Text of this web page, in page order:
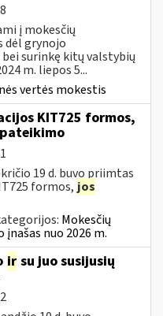
į mokesčių
dėl grynojo
surinkę kitų valstybių
m. liepos 5...
vertės mokestis
KIT725 formos,
pateikimo
19 d. buvo priimtas
formos, jos
Mokesčių
nuo 2026 m.
ir su juo susijusių